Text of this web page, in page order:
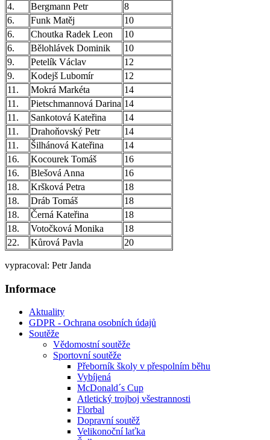
4.
Bergmann Petr
8
6.
Funk Matěj
10
6.
Choutka Radek Leon
10
6.
Bělohlávek Dominik
10
9.
Petelík Václav
12
9.
Kodejš Lubomír
12
11.
Mokrá Markéta
14
11.
Pietschmannová Darina 14
11.
Sankotová Kateřina
14
11.
Drahoňovský Petr
14
11.
Šilhánová Kateřina
14
16.
Kocourek Tomáš
16
16.
Blešová Anna
16
18.
Kršková Petra
18
18.
Dráb Tomáš
18
18.
Černá Kateřina
18
18.
Votočková Monika
18
22.
Kůrová Pavla 20
vypracoval: Petr Janda
Informace
Aktuality
GDPR - Ochrana osobních údajů
Soutěže
Vědomostní soutěže
Sportovní soutěže
Přeborník školy v přespolním běhu
Vybíjená
McDonald´s Cup
Atletický trojboj všestrannosti
Florbal
Dopravní soutěž
Velikonoční laťka